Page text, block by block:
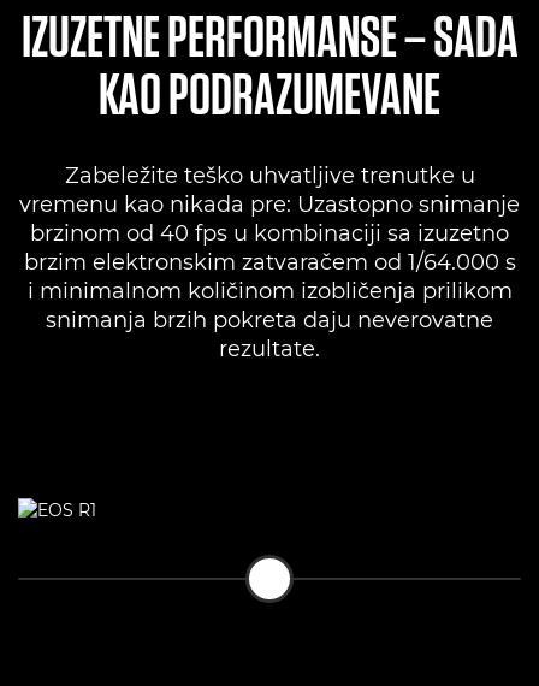
IZUZETNE PERFORMANSE – SADA
KAO PODRAZUMEVANE
Zabeležite teško uhvatljive trenutke u
vremenu kao nikada pre: Uzastopno snimanje
brzinom od 40 fps u kombinaciji sa izuzetno
brzim elektronskim zatvaračem od 1/64.000 s
i minimalnom količinom izobličenja prilikom
snimanja brzih pokreta daju neverovatne
rezultate.